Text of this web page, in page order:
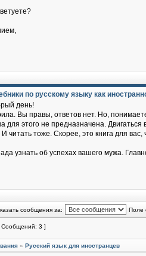
по русскому языку как
день!
Вы правы, ответов нет. Но,
для этого не предназначена.
читать тоже. Скорее, это книга для
узнать об успехах вашего мужа.
сообщения за: Поле
Сообщений: 3 ]
» Русский язык для иностранцев